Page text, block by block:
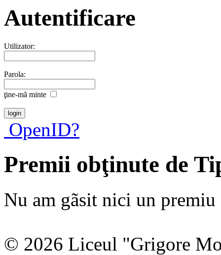
Autentificare
Utilizator:
Parola:
ţine-mã minte
OpenID?
Premii obţinute de
Nu am gãsit nici un premiu
© 2026 Liceul "Grigore